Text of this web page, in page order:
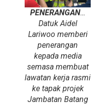
PENERANGAN…
Datuk Aidel
Lariwoo memberi
penerangan
kepada media
semasa membuat
lawatan kerja rasmi
ke tapak projek
Jambatan Batang